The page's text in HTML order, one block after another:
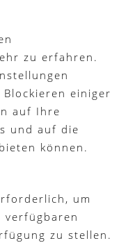
zu erfahren.
einiger
auf Ihre
und auf die
können.
um
verfügbaren
zu stellen.